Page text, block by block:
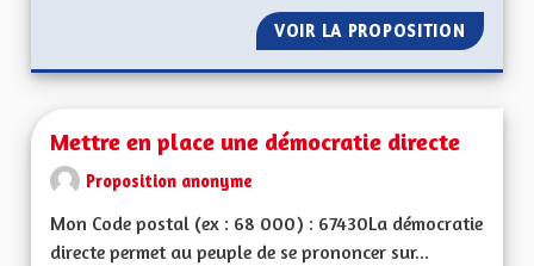
VOIR LA PROPOSITION
Mettre en place une démocratie directe
Proposition anonyme
Mon Code postal (ex : 68 000) : 67430La démocratie
directe permet au peuple de se prononcer sur...